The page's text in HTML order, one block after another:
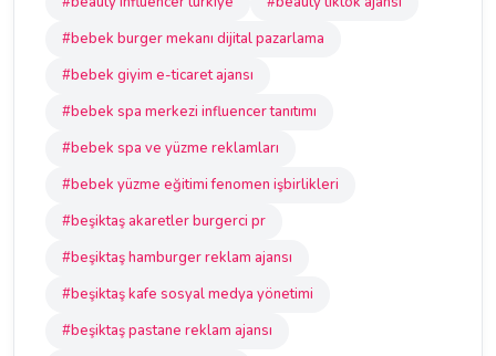
#bebek burger mekanı dijital pazarlama
#bebek giyim e-ticaret ajansı
#bebek spa merkezi influencer tanıtımı
#bebek spa ve yüzme reklamları
#bebek yüzme eğitimi fenomen işbirlikleri
#beşiktaş akaretler burgerci pr
#beşiktaş hamburger reklam ajansı
#beşiktaş kafe sosyal medya yönetimi
#beşiktaş pastane reklam ajansı